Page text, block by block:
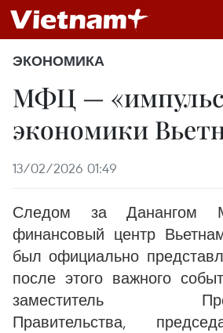
ЭКОНОМИКА
МФЦ —
экономики
13/02/2026 01:49
Следом за Данангом
финансовый центр
был официально
после этого важного
заместитель
Правительства,